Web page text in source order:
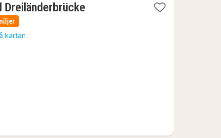
kartan